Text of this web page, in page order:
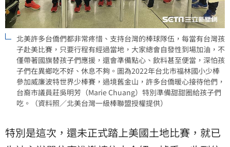
北美許多台僑們都非常疼惜、支持台灣的棒球隊伍，每當有台灣孩
子赴美比賽，只要行程有經過當地，大家總會自發性到場加油，不
僅帶著國旗替孩子們應援，還會準備點心、飲料甚至便當，深怕孩
子們在異鄉吃不好、休息不夠。圖為2022年台北市福林國小少棒
參加威廉波特世界少棒賽，過境舊金山，許多台僑暖心接待他們，
台裔市議員莊吳明芳（Marie Chuang）特別準備甜甜圈給孩子們
吃。（資料照／北美台灣一級棒聯盟授權提供）
特別是這次，還未正式踏上美國土地比賽，就已